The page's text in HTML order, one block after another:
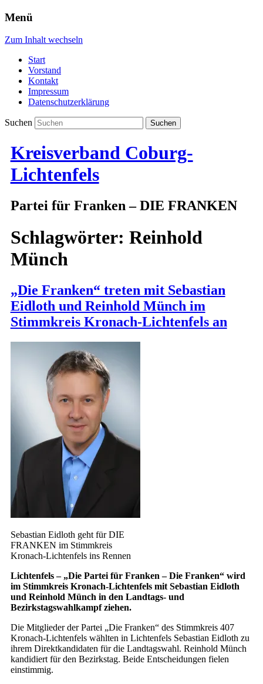
Menü
Zum Inhalt wechseln
Start
Vorstand
Kontakt
Impressum
Datenschutzerklärung
Suchen
Kreisverband Coburg-
Lichtenfels
Partei für Franken – DIE FRANKEN
Schlagwörter: Reinhold
Münch
„Die Franken“ treten mit Sebastian
Eidloth und Reinhold Münch im
Stimmkreis Kronach-Lichtenfels an
Sebastian Eidloth geht für DIE
FRANKEN im Stimmkreis
Kronach-Lichtenfels ins Rennen
Lichtenfels – „Die Partei für Franken – Die Franken“ wird
im Stimmkreis Kronach-Lichtenfels mit Sebastian Eidloth
und Reinhold Münch in den Landtags- und
Bezirkstagswahlkampf ziehen.
Die Mitglieder der Partei „Die Franken“ des Stimmkreis 407
Kronach-Lichtenfels wählten in Lichtenfels Sebastian Eidloth zu
ihrem Direktkandidaten für die Landtagswahl. Reinhold Münch
kandidiert für den Bezirkstag. Beide Entscheidungen fielen
einstimmig.